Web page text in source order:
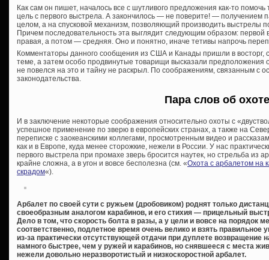
Как сам он пишет, началось все с шутливого предложения как-то
цель с первого выстрела. А закончилось — не поверите! — получением
целом, а на спусковой механизм, позволяющий производить выстрелы
Причем последовательность эта выглядит следующим образом: первой
правая, а потом — средняя. Оно и понятно, иначе тетивы напрочь
Комментаторы данного сообщения из США и Канады пришли в восторг,
теме, а затем особо продвинутые товарищи высказали
не повелся на это и тайну не раскрыл. По соображениям, связанным с
законодательства.
Пара слов об охоте
И в заключение некоторые соображения относительно охоты с
успешное применение по зверю в европейских странах, а также на
переписке с заокеанскими коллегами, просмотренным видео и
как и в Европе, куда менее сторожкие, нежели в России. У нас
первого выстрела при промахе зверь бросится наутек, но стрельба
крайне сложна, а в угон и вовсе бесполезна (см. «Охота с арбалетом на
скрадом«).
Арбалет по своей сути с ружьем (дробовиком) роднят только
своеобразным аналогом карабинов, и его стихия — прицельный
Дело в том, что скорость болта в разы, а у цели и вовсе на порядок
соответственно, подлетное время очень велико и взять
из-за практически отсутствующей отдачи при дуплете возвращение
намного быстрее, чем у ружей и карабинов, но снявшееся с места
нежели довольно неразворотистый и низкоскоростной арбалет.